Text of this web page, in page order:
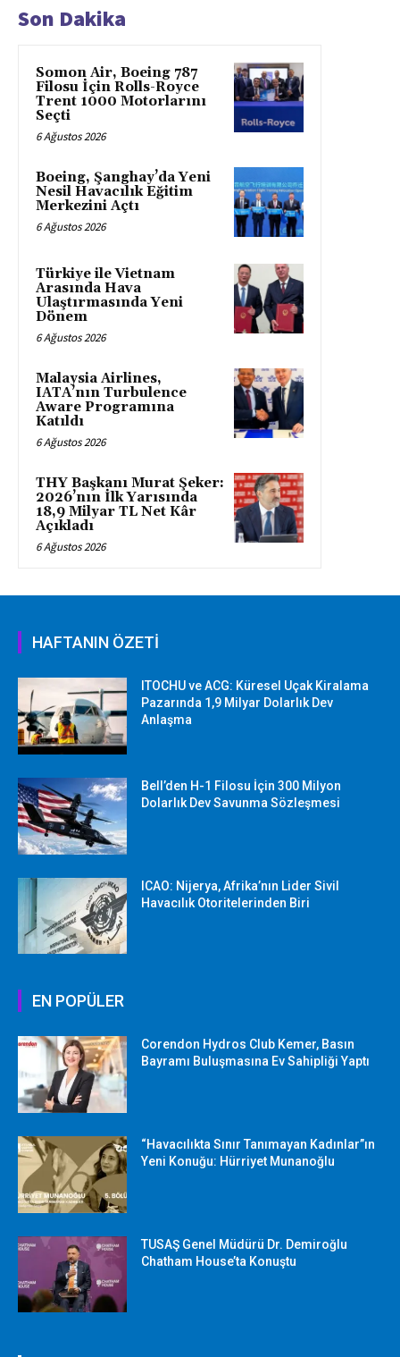
Son Dakika
Somon Air, Boeing 787
Filosu İçin Rolls-Royce
Trent 1000 Motorlarını
Seçti
6 Ağustos 2026
Boeing, Şanghay’da Yeni
Nesil Havacılık Eğitim
Merkezini Açtı
6 Ağustos 2026
Türkiye ile Vietnam
Arasında Hava
Ulaştırmasında Yeni
Dönem
6 Ağustos 2026
Malaysia Airlines,
IATA’nın Turbulence
Aware Programına
Katıldı
6 Ağustos 2026
THY Başkanı Murat Şeker:
2026’nın İlk Yarısında
18,9 Milyar TL Net Kâr
Açıkladı
6 Ağustos 2026
HAFTANIN ÖZETİ
ITOCHU ve ACG: Küresel Uçak Kiralama
Pazarında 1,9 Milyar Dolarlık Dev
Anlaşma
Bell’den H-1 Filosu İçin 300 Milyon
Dolarlık Dev Savunma Sözleşmesi
ICAO: Nijerya, Afrika’nın Lider Sivil
Havacılık Otoritelerinden Biri
EN POPÜLER
Corendon Hydros Club Kemer, Basın
Bayramı Buluşmasına Ev Sahipliği Yaptı
“Havacılıkta Sınır Tanımayan Kadınlar”ın
Yeni Konuğu: Hürriyet Munanoğlu
TUSAŞ Genel Müdürü Dr. Demiroğlu
Chatham House’ta Konuştu